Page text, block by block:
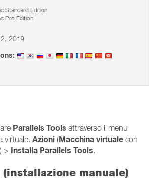
Standard Edition
Pro Edition
2019
Parallels Tools attraverso il menu
virtuale. Azioni (Macchina virtuale con
> Installa Parallels Tools.
(installazione manuale)